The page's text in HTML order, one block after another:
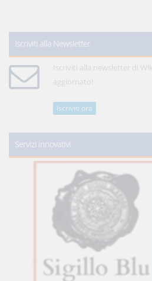
Iscriviti alla Newsletter
Iscriviti alla newsletter di
aggiornato!
Iscriviti ora
Servizi innovativi